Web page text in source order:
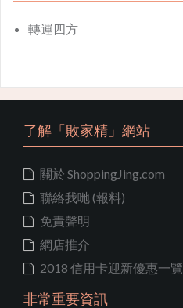
轉運四方
了解「敗家精」網站
關於 ShoppingJing.com
聯絡我哋 (報料)
免責聲明
網店推介
2018 信用卡迎新優惠一覽
非常重要資訊